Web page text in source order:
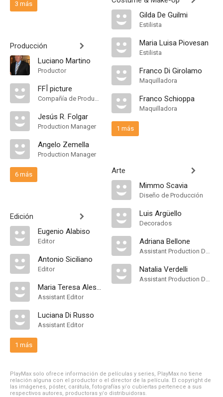
3 más
Producción
Luciano Martino
Productor
FFÎ picture
Compañía de Produccion
Jesús R. Folgar
Production Manager
Angelo Zemella
Production Manager
6 más
Edición
Eugenio Alabiso
Editor
Antonio Siciliano
Editor
Maria Teresa Alessandroni
Assistant Editor
Luciana Di Russo
Assistant Editor
1 más
Gilda De Guilmi
Estilista
Maria Luisa Piovesan
Estilista
Franco Di Girolamo
Maquilladora
Franco Schioppa
Maquilladora
1 más
Arte
Mimmo Scavia
Diseño de Producción
Luis Argüello
Decorados
Adriana Bellone
Assistant Production Design
Natalia Verdelli
Assistant Production Design
PlayMax solo ofrece información de películas y series, PlayMax no tiene
relación alguna con el productor o el director de la película. El copyright de
las imágenes, póster, carátula, fotografías y/o cubiertas pertenece a sus
respectivos autores, productoras y/o distribuidoras.